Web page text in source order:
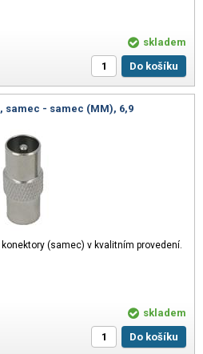
skladem
Do košíku
samec - samec (MM), 6,9
konektory (samec) v kvalitním provedení.
skladem
Do košíku